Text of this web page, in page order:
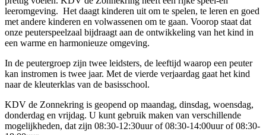
leeromgeving. Het daagt kinderen uit om te spelen, te leren en goed
met andere kinderen en volwassenen om te gaan. Voorop staat dat
onze peuterspeelzaal bijdraagt aan de ontwikkeling van het kind in
een warme en harmonieuze omgeving.
In de peutergroep zijn twee leidsters, de leeftijd waarop een peuter
kan instromen is twee jaar. Met de vierde verjaardag gaat het kind
naar de kleuterklas van de basisschool.
KDV de Zonnekring is geopend op maandag, dinsdag, woensdag,
donderdag en vrijdag. U kunt gebruik maken van verschillende
mogelijkheden, dat zijn 08:30-12:30uur of 08:30-14:00uur of 08:30-